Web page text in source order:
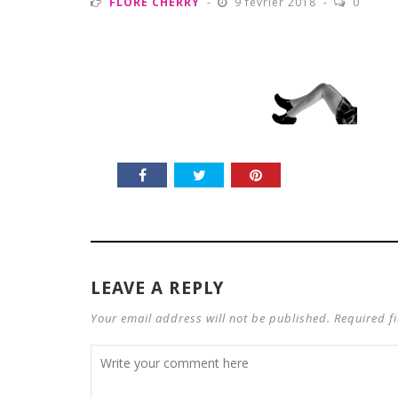
LEAVE A REPLY
Your email address will not be published. Required